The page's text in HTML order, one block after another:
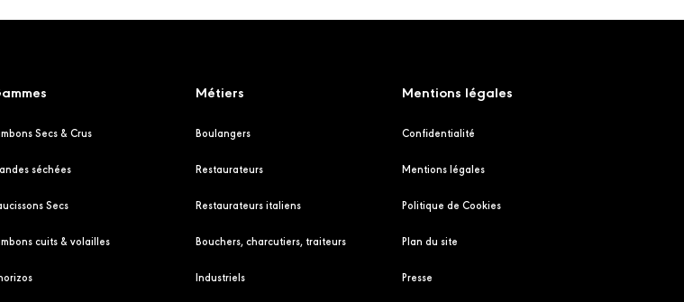
Secs & Crus
séchées
Secs
cuits & volailles
Métiers
Boulangers
Restaurateurs
Restaurateurs italiens
Bouchers, charcutiers, traiteurs
Industriels
Mentions légales
Confidentialité
Mentions légales
Politique de Cookies
Plan du site
Presse